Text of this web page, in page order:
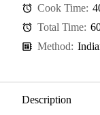
Cook Time:
Total Time:
Method:
Description